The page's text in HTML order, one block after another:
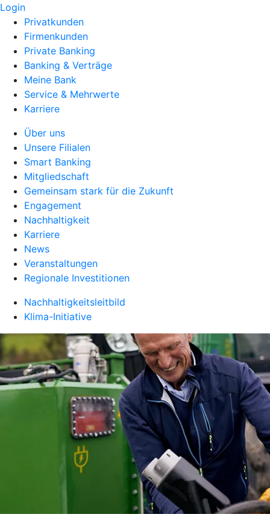
Login
Privatkunden
Firmenkunden
Private Banking
Banking & Verträge
Meine Bank
Service & Mehrwerte
Karriere
Über uns
Unsere Filialen
Smart Banking
Mitgliedschaft
Gemeinsam stark für die Zukunft
Engagement
Nachhaltigkeit
Karriere
News
Veranstaltungen
Regionale Investitionen
Nachhaltigkeitsleitbild
Klima-Initiative